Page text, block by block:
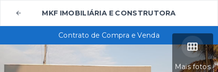
MKF IMOBILIÁRIA E CONSTRUTORA
Mais fotos
Contrato de Compra e Venda